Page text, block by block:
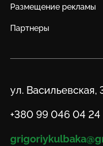
Размещение рекламы
Партнеры
Адрес
ул. Васильевская,
Телефон
+380 99 046 04 24
Email